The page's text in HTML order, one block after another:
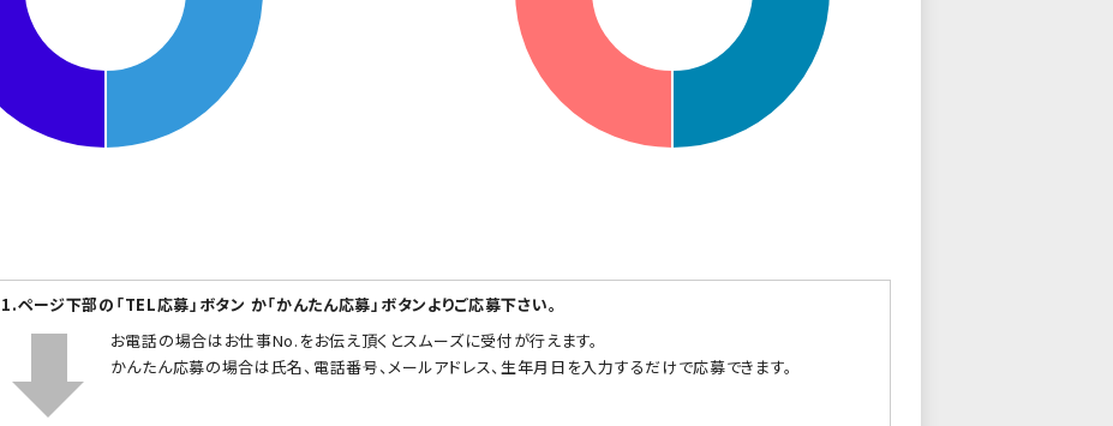
1.ページ下部の「TEL応募」ボタン か「かんたん応募」ボタンよりご応募下さい。
お電話の場合はお仕事No.をお伝え頂くとスムーズに受付が行えます。
かんたん応募の場合は氏名、電話番号、メールアドレス、生年月日を入力するだけで応募できます。